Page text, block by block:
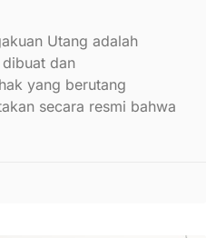
Utang adalah
dan
yang berutang
secara resmi bahwa